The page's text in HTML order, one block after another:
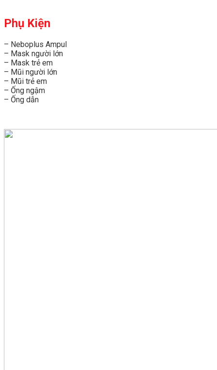
Phụ Kiện
– Neboplus Ampul
– Mask người lớn
– Mask trẻ em
– Mũi người lớn
– Mũi trẻ em
– Ống ngậm
– Ống dẫn